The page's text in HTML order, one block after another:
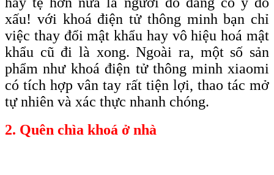
xấu! với khoá điện tử thông minh bạn chỉ
việc thay đổi mật khẩu hay vô hiệu hoá mật
khẩu cũ đi là xong. Ngoài ra, một số sản
phẩm như khoá điện tử thông minh xiaomi
có tích hợp vân tay rất tiện lợi, thao tác mở
tự nhiên và xác thực nhanh chóng.
2. Quên chìa khoá ở nhà